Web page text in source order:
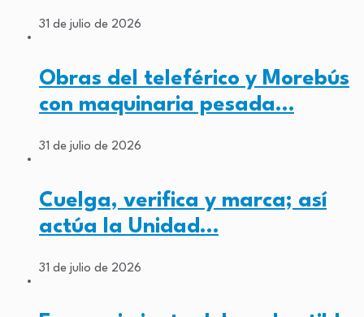
31 de julio de 2026
Obras del teleférico y Morebús
con maquinaria pesada…
31 de julio de 2026
Cuelga, verifica y marca; así
actúa la Unidad…
31 de julio de 2026